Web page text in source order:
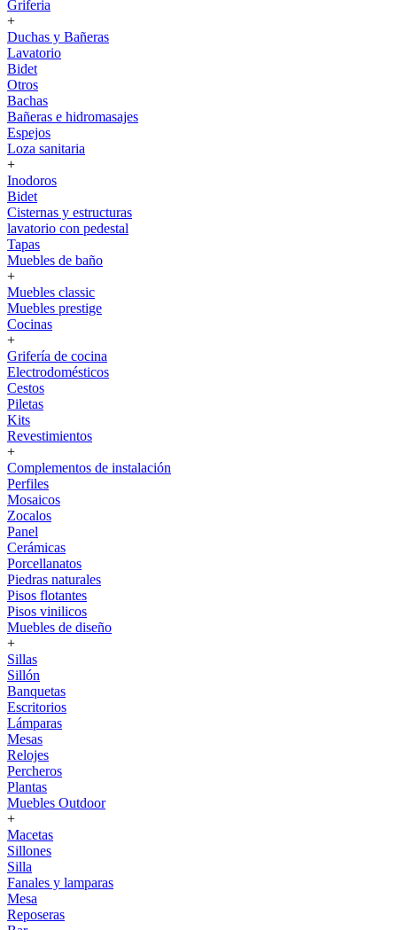
Griferia
+
Duchas y Bañeras
Lavatorio
Bidet
Otros
Bachas
Bañeras e hidromasajes
Espejos
Loza sanitaria
+
Inodoros
Bidet
Cisternas y estructuras
lavatorio con pedestal
Tapas
Muebles de baño
+
Muebles classic
Muebles prestige
Cocinas
+
Grifería de cocina
Electrodomésticos
Cestos
Piletas
Kits
Revestimientos
+
Complementos de instalación
Perfiles
Mosaicos
Zocalos
Panel
Cerámicas
Porcellanatos
Piedras naturales
Pisos flotantes
Pisos vinilicos
Muebles de diseño
+
Sillas
Sillón
Banquetas
Escritorios
Lámparas
Mesas
Relojes
Percheros
Plantas
Muebles Outdoor
+
Macetas
Sillones
Silla
Fanales y lamparas
Mesa
Reposeras